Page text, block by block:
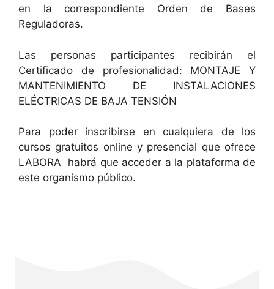
en la correspondiente Orden de Bases
Reguladoras.
Las personas participantes recibirán el
Certificado de profesionalidad: MONTAJE Y
MANTENIMIENTO DE INSTALACIONES
ELÉCTRICAS DE BAJA TENSIÓN
Para poder inscribirse en cualquiera de los
cursos gratuitos online y presencial que ofrece
LABORA habrá que acceder a la plataforma de
este organismo público.